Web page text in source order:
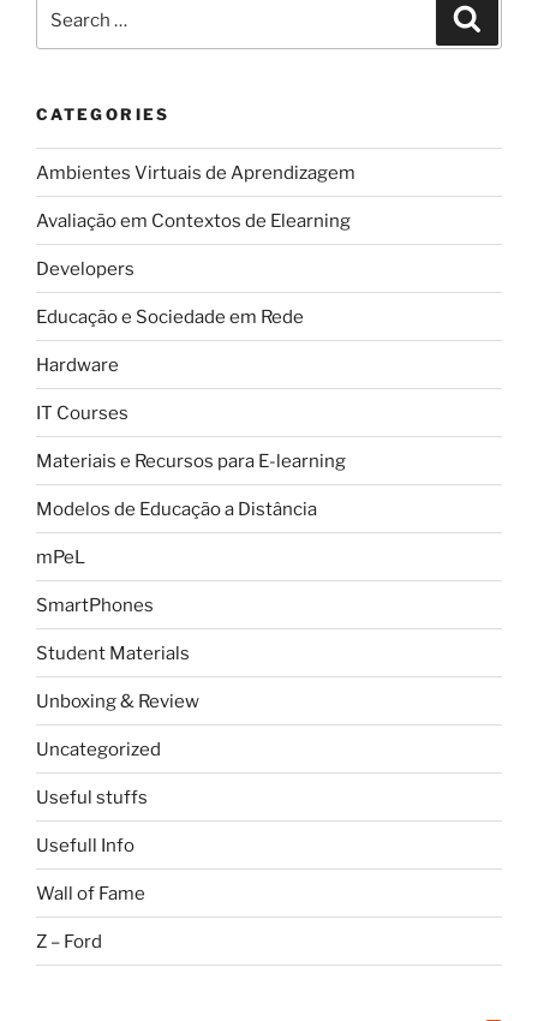
CATEGORIES
Ambientes Virtuais de Aprendizagem
Avaliação em Contextos de Elearning
Developers
Educação e Sociedade em Rede
Hardware
IT Courses
Materiais e Recursos para E-learning
Modelos de Educação a Distância
mPeL
SmartPhones
Student Materials
Unboxing & Review
Uncategorized
Useful stuffs
Usefull Info
Wall of Fame
Z – Ford